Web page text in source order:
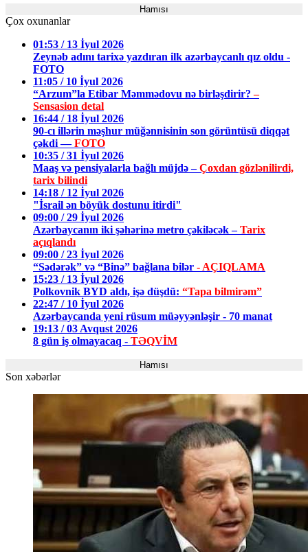
Hamısı
Çox oxunanlar
01:53 / 13 İyul 2026
Zeynəb adını tarixə yazdıran ilk azərbaycanlı qız oldu -
FOTO
11:05 / 10 İyul 2026
“Arzum”la Etibar Məmmədovu nə birləşdirir?–
Sensasion detal
16:44 / 18 İyul 2026
90-cı illərin məşhur müğənnisinin son görüntüsü diqqət
çəkdi —FOTO
10:35 / 31 İyul 2026
Maaş və pensiyalarla bağlı müjdə –Çoxdan gözlənilirdi,
tarix bilindi
14:18 / 12 İyul 2026
"İsrail ən böyük dostunu itirdi"
09:00 / 29 İyul 2026
Azərbaycanın iki şəhərinə metro çəkiləcək –Tarix
açıqlandı
09:00 / 23 İyul 2026
“Sədərək” və “Binə” bağlana bilər - AÇIQLAMA
15:23 / 13 İyul 2026
Polkovnik BYD aldı, işə düşdü: “Tapa bilmirəm”
22:47 / 10 İyul 2026
Azərbaycanda yeni rüsum müəyyənləşir - 70 manat
19:13 / 03 Avqust 2026
8 gün iş olmayacaq - TƏQVİM
Hamısı
Son xəbərlər